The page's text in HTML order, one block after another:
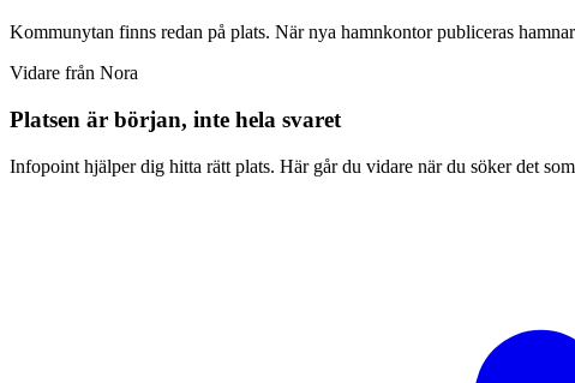
Kommunytan finns redan på plats. När nya hamnkontor publiceras
Vidare från Nora
Platsen är början, inte hela svaret
Infopoint hjälper dig hitta rätt plats. Här går du vidare när du söker det